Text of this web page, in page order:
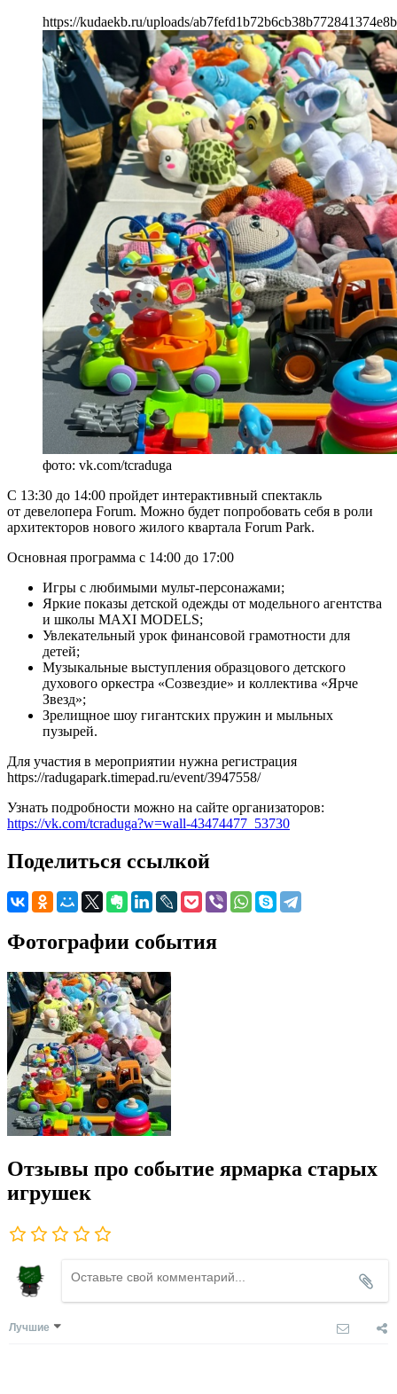
https://kudaekb.ru/uploads/
фото: vk.com/tcraduga
С 13:30 до 14:00 пройдет интерактивный спектакль
от девелопера Forum. Можно будет попробовать себя в роли
архитекторов нового жилого квартала Forum Park.
Основная программа с 14:00 до 17:00
Игры с любимыми мульт-персонажами;
Яркие показы детской одежды от модельного агентства
и школы MAXI MODELS;
Увлекательный урок финансовой грамотности для
детей;
Музыкальные выступления образцового детского
духового оркестра «Созвездие» и коллектива «Ярче
Звезд»;
Зрелищное шоу гигантских пружин и мыльных
пузырей.
Для участия в мероприятии нужна регистрация
https://radugapark.timepad.ru/event/3947558/
Узнать подробности можно на сайте организаторов:
https://vk.com/tcraduga?w=wall-43474477_53730
Поделиться ссылкой
Фотографии события
Отзывы про событие ярмарка старых
игрушек
Лучшие